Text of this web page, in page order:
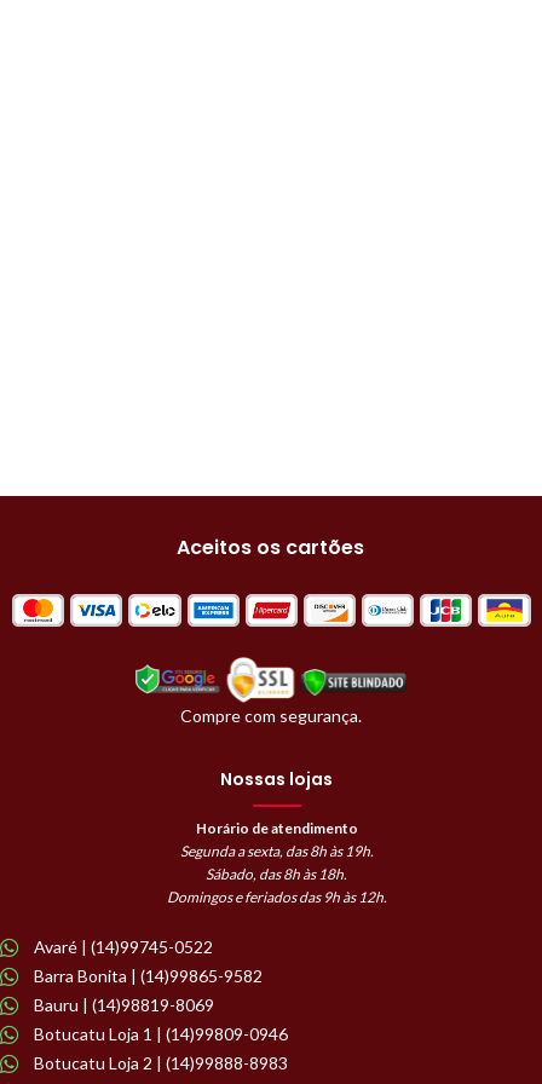
Aceitos os cartões
Compre com segurança.
Nossas lojas
Horário de atendimento
Segunda a sexta, das 8h às 19h.
Sábado, das 8h às 18h.
Domingos e feriados das 9h às 12h.
Avaré | (14)99745-0522
Barra Bonita | (14)99865-9582
Bauru | (14)98819-8069
Botucatu Loja 1 | (14)99809-0946
Botucatu Loja 2 | (14)99888-8983